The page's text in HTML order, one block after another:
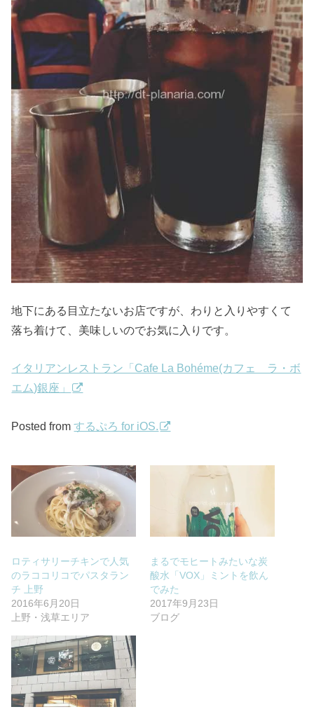
地下にある目立たないお店ですが、わりと入りやすくて
落ち着けて、美味しいのでお気に入りです。
イタリアンレストラン「Cafe La Bohéme(カフェ ラ・ボ
エム)銀座」
Posted fromするぷろ for iOS.
ロティサリーチキンで人気
のラココリコでパスタラン
チ 上野
2016年6月20日
上野・浅草エリア
まるでモヒートみたいな炭
酸水「VOX」ミントを飲ん
でみた
2017年9月23日
ブログ